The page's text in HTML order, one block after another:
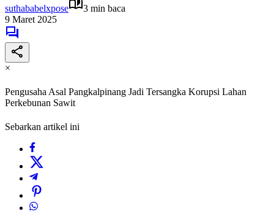
suthababelxpose
3 min baca
9 Maret 2025
×
Pengusaha Asal Pangkalpinang Jadi Tersangka Korupsi Lahan
Perkebunan Sawit
Sebarkan artikel ini